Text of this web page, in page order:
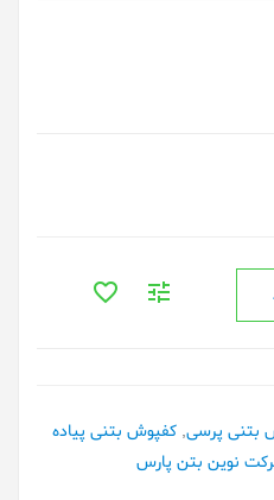
بتنی پرسی, کفپوش بتنی پیاده
نوین بتن پارس